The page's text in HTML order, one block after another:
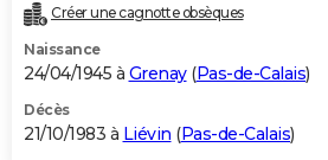
Créer une cagnotte obsèques
Naissance
24/04/1945 à Grenay(Pas-de-Calais)
Décès
21/10/1983 à Liévin (Pas-de-Calais)